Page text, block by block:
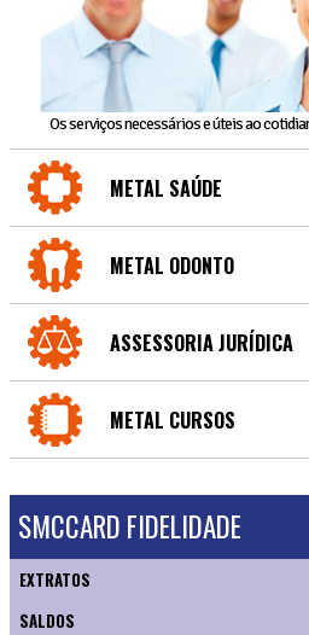
Os serviços necessários e úteis ao
METAL SAÚDE
METAL ODONTO
ASSESSORIA JURÍDICA
METAL CURSOS
SMCCARD FIDELIDADE
EXTRATOS
SALDOS